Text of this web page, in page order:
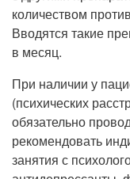
количеством
Вводятся такие
в месяц.
При наличии у
(психических
обязательно
рекомендовать
занятия с